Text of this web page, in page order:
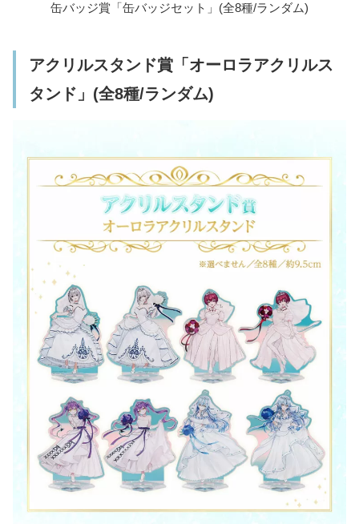
缶バッジ賞「缶バッジセット」(全8種/ランダム)
アクリルスタンド賞「オーロラアクリルス
タンド」(全8種/ランダム)